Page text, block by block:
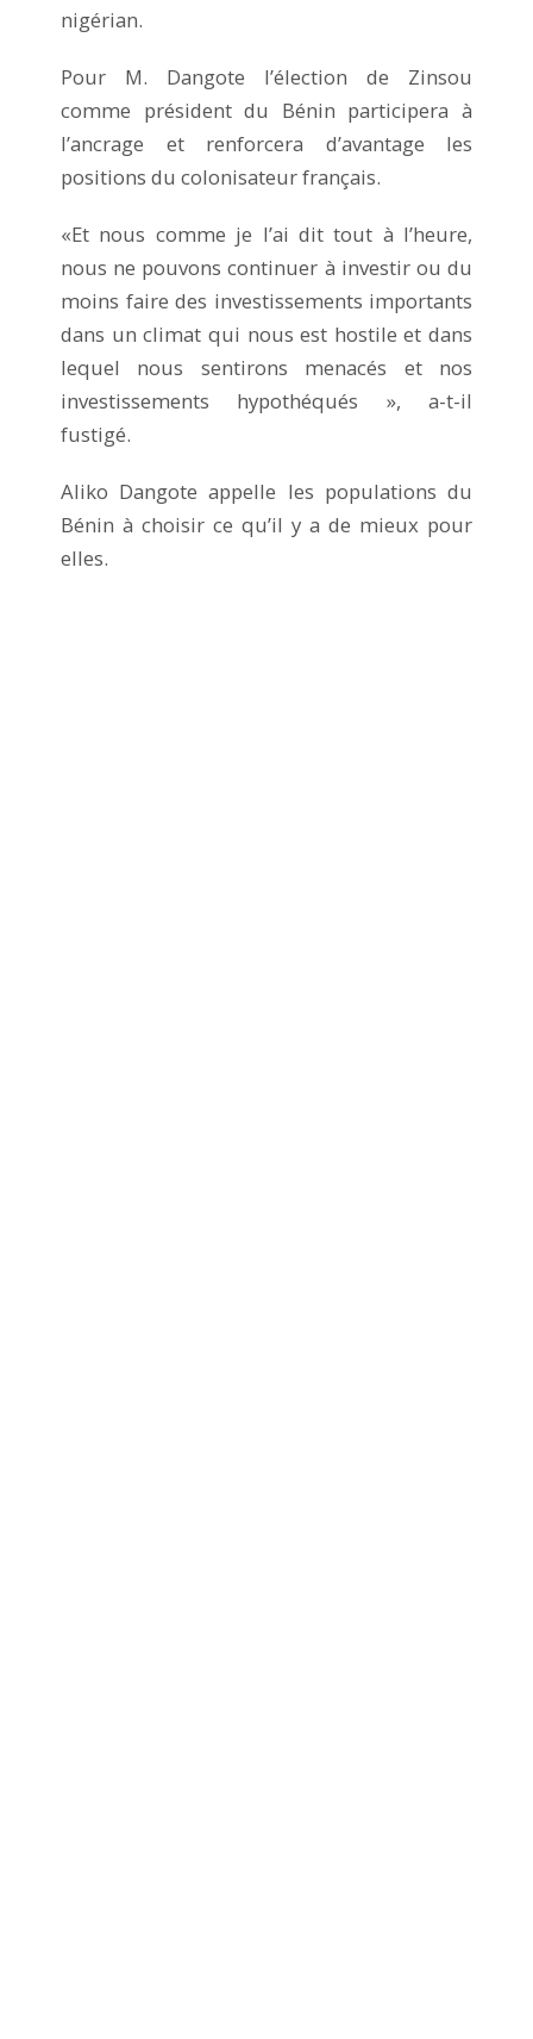
nigérian.
Pour M. Dangote l’élection de Zinsou
comme président du Bénin participera à
l’ancrage et renforcera d’avantage les
positions du colonisateur français.
«Et nous comme je l’ai dit tout à l’heure,
nous ne pouvons continuer à investir ou du
moins faire des investissements importants
dans un climat qui nous est hostile et dans
lequel nous sentirons menacés et nos
investissements hypothéqués », a-t-il
fustigé.
Aliko Dangote appelle les populations du
Bénin à choisir ce qu’il y a de mieux pour
elles.